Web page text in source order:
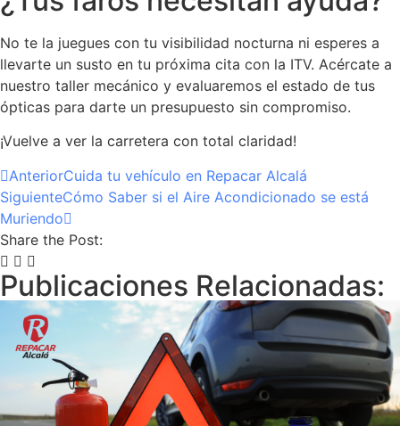
No te la juegues con tu visibilidad nocturna ni esperes a
llevarte un susto en tu próxima cita con la ITV. Acércate a
nuestro taller mecánico y evaluaremos el estado de tus
ópticas para darte un presupuesto sin compromiso.
¡Vuelve a ver la carretera con total claridad!
AnteriorCuida tu vehículo en Repacar Alcalá
SiguienteCómo Saber si el Aire Acondicionado se está
Muriendo
Share the Post:
Publicaciones Relacionadas: